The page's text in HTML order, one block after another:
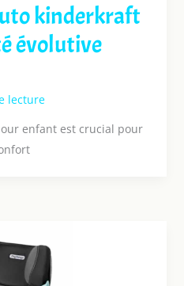
kinderkraft
évolutive
lecture
enfant est crucial pour